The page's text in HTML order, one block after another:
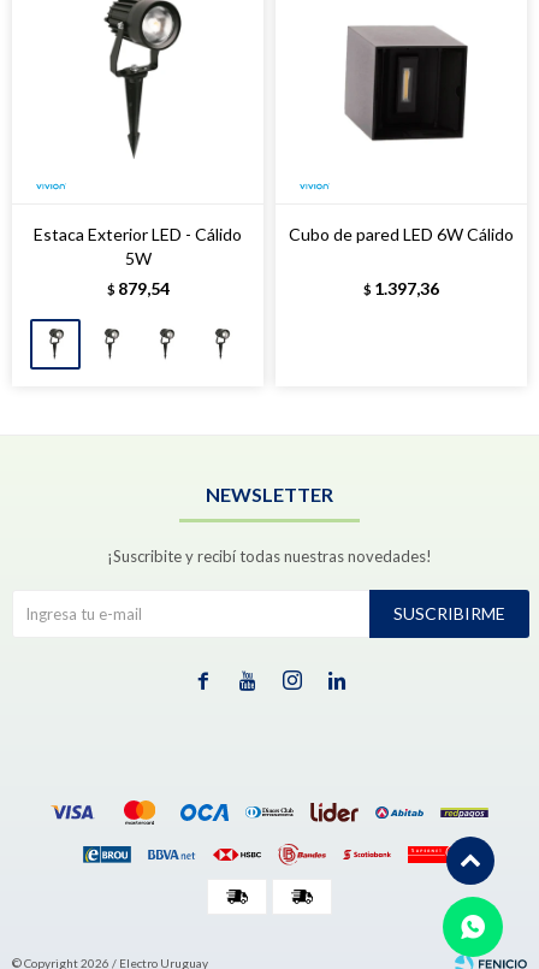
Estaca Exterior LED - Cálido
5W
$ 879,54
Cubo de pared LED 6W Cálido
$ 1.397,36
NEWSLETTER
¡Suscribite y recibí todas nuestras novedades!
SUSCRIBIRME
   
© Copyright 2026 / Electro Uruguay